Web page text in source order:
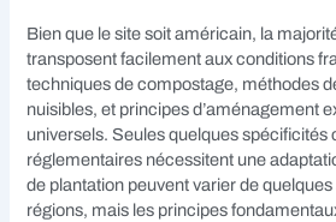
Bien que le site soit américain, la
transposent facilement aux conditions
techniques de compostage, méthodes
nuisibles, et principes d’aménagement
universels. Seules quelques spécificités
réglementaires nécessitent une
de plantation peuvent varier de
régions, mais les principes